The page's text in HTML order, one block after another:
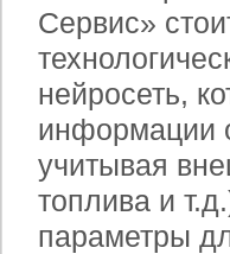
Сервис»
нейросеть,
информации
учитывая
топлива и
параметры